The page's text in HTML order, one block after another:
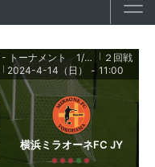
JCY選手権U15神奈川 トーナメント 2024 - トーナメント 1/128～
２回戦
2024-4-14（日） - 11:00
横浜ミラオーネFC JY